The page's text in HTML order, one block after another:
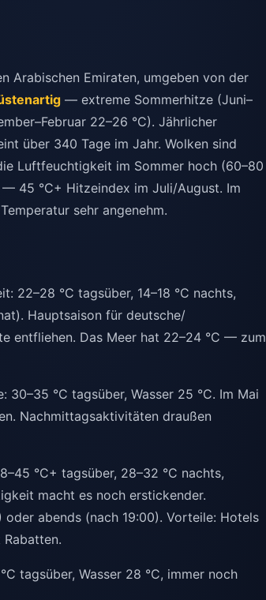
Arabischen Emiraten, umgeben von der
— extreme Sommerhitze (Juni–
22–26 °C). Jährlicher
über 340 Tage im Jahr. Wolken sind
Luftfeuchtigkeit im Sommer hoch (60–80
45 °C+ Hitzeindex im Juli/August. Im
sehr angenehm.
22–28 °C tagsüber, 14–18 °C nachts,
Hauptsaison für deutsche/
entfliehen. Das Meer hat 22–24 °C — zum
°C tagsüber, Wasser 25 °C. Im Mai
Nachmittagsaktivitäten draußen
°C+ tagsüber, 28–32 °C nachts,
macht es noch erstickender.
abends (nach 19:00). Vorteile: Hotels
tagsüber, Wasser 28 °C, immer noch